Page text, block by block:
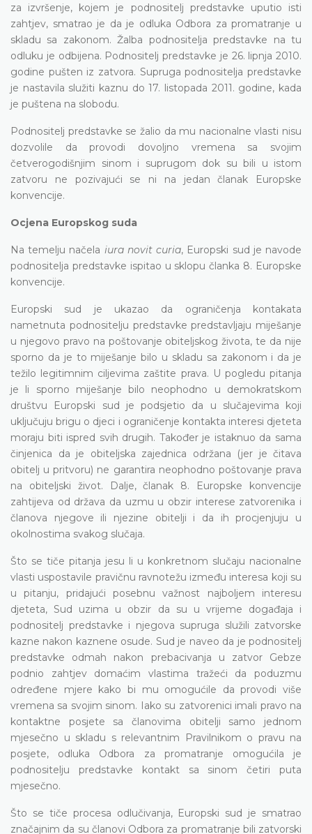
za izvršenje, kojem je podnositelj predstavke uputio isti
zahtjev, smatrao je da je odluka Odbora za promatranje u
skladu sa zakonom. Žalba podnositelja predstavke na tu
odluku je odbijena. Podnositelj predstavke je 26. lipnja 2010.
godine pušten iz zatvora. Supruga podnositelja predstavke
je nastavila služiti kaznu do 17. listopada 2011. godine, kada
je puštena na slobodu.
Podnositelj predstavke se žalio da mu nacionalne vlasti nisu
dozvolile da provodi dovoljno vremena sa svojim
četverogodišnjim sinom i suprugom dok su bili u istom
zatvoru ne pozivajući se ni na jedan članak Europske
konvencije.
Ocjena Europskog suda
Na temelju načela iura novit curia, Europski sud je navode
podnositelja predstavke ispitao u sklopu članka 8. Europske
konvencije.
Europski sud je ukazao da ograničenja kontakata
nametnuta podnositelju predstavke predstavljaju miješanje
u njegovo pravo na poštovanje obiteljskog života, te da nije
sporno da je to miješanje bilo u skladu sa zakonom i da je
težilo legitimnim ciljevima zaštite prava. U pogledu pitanja
je li sporno miješanje bilo neophodno u demokratskom
društvu Europski sud je podsjetio da u slučajevima koji
uključuju brigu o djeci i ograničenje kontakta interesi djeteta
moraju biti ispred svih drugih. Također je istaknuo da sama
činjenica da je obiteljska zajednica održana (jer je čitava
obitelj u pritvoru) ne garantira neophodno poštovanje prava
na obiteljski život. Dalje, članak 8. Europske konvencije
zahtijeva od država da uzmu u obzir interese zatvorenika i
članova njegove ili njezine obitelji i da ih procjenjuju u
okolnostima svakog slučaja.
Što se tiče pitanja jesu li u konkretnom slučaju nacionalne
vlasti uspostavile pravičnu ravnotežu između interesa koji su
u pitanju, pridajući posebnu važnost najboljem interesu
djeteta, Sud uzima u obzir da su u vrijeme događaja i
podnositelj predstavke i njegova supruga služili zatvorske
kazne nakon kaznene osude. Sud je naveo da je podnositelj
predstavke odmah nakon prebacivanja u zatvor Gebze
podnio zahtjev domaćim vlastima tražeći da poduzmu
određene mjere kako bi mu omogućile da provodi više
vremena sa svojim sinom. Iako su zatvorenici imali pravo na
kontaktne posjete sa članovima obitelji samo jednom
mjesečno u skladu s relevantnim Pravilnikom o pravu na
posjete, odluka Odbora za promatranje omogućila je
podnositelju predstavke kontakt sa sinom četiri puta
mjesečno.
Što se tiče procesa odlučivanja, Europski sud je smatrao
značajnim da su članovi Odbora za promatranje bili zatvorski